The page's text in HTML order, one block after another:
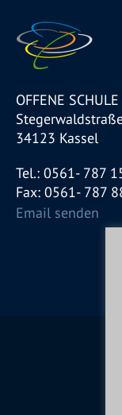
OFFENE
34123 Kassel
Tel.: 0561- 787
Fax: 0561- 787
Email senden